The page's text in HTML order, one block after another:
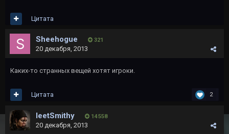
Цитата
Sheehogue 321
20 декабря, 2013
Каких-то странных вещей хотят игроки.
2
Цитата
leetSmithy 14 558
20 декабря, 2013